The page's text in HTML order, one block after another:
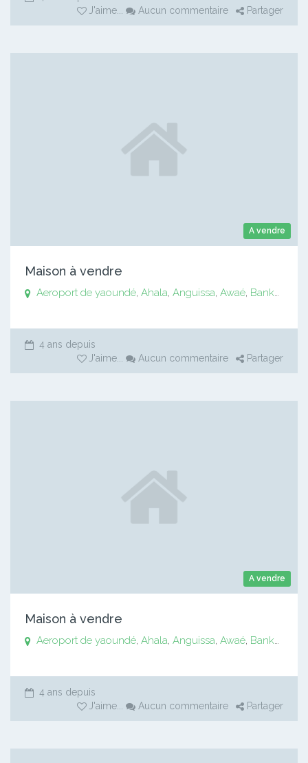
J'aime ... Aucun commentaire Partager
A vendre
Maison à vendre
Aeroport de yaoundé, Ahala, Anguissa, Awaé, Bankomo
4 ans depuis
J'aime ... Aucun commentaire Partager
A vendre
Maison à vendre
Aeroport de yaoundé, Ahala, Anguissa, Awaé, Bankomo
4 ans depuis
J'aime ... Aucun commentaire Partager